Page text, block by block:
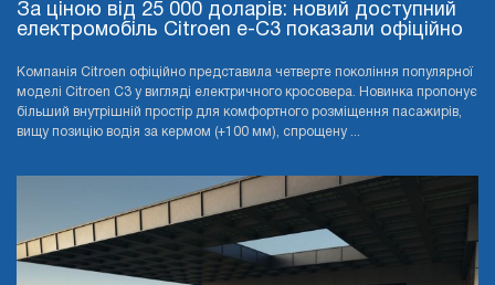
За ціною від 25 000 доларів: новий доступний
електромобіль Citroen e-C3 показали офіційно
Компанія Citroen офіційно представила четверте покоління популярної
моделі Citroen C3 у вигляді електричного кросовера. Новинка пропонує
більший внутрішній простір для комфортного розміщення пасажирів,
вищу позицію водія за кермом (+100 мм), спрощену ...